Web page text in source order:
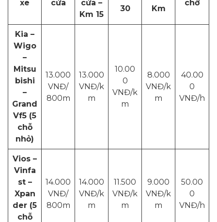
xe
cửa
cửa –
Km 15
30
Km
chờ
Kia –
Wigo
–
Mitsu
bishi
–
Grand
Vf5 (5
chỗ
nhỏ)
13.000
VNĐ/
800m
13.000
VNĐ/k
m
10.00
0
VNĐ/k
m
8.000
VNĐ/k
m
40.00
0
VNĐ/h
Vios –
Vinfa
st –
Xpan
der (5
chỗ
14.000
VNĐ/
800m
14.000
VNĐ/k
m
11.500
VNĐ/k
m
9.000
VNĐ/k
m
50.00
0
VNĐ/h